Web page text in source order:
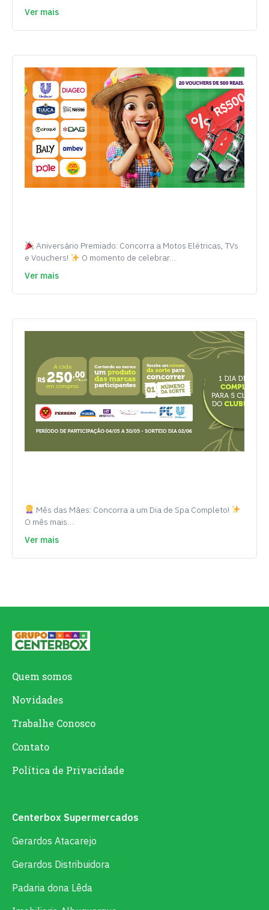
Ver mais
Aniversário Premiado: Concorra a Motos Elétricas, TVs
e Vouchers!
O momento de celebrar…
Ver mais
Mês das Mães: Concorra a um Dia de Spa Completo!
O mês mais…
Ver mais
Quem somos
Novidades
Trabalhe Conosco
Contato
Política de Privacidade
Centerbox Supermercados
Gerardos Atacarejo
Gerardos Distribuidora
Padaria dona Lêda